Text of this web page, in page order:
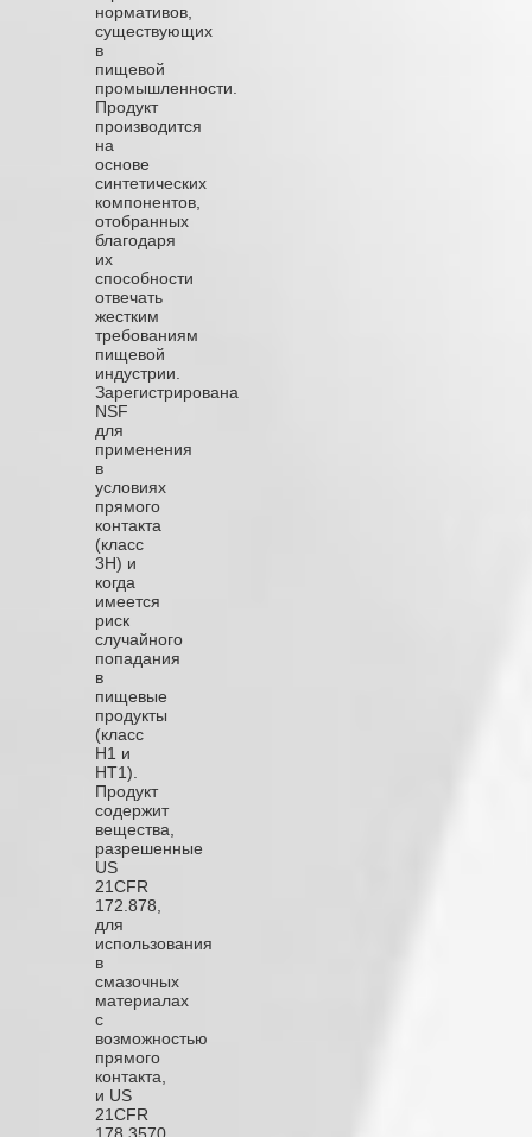
нормативов,
существующих
в
пищевой
промышленности.
Продукт
производится
на
основе
синтетических
компонентов,
отобранных
благодаря
их
способности
отвечать
жестким
требованиям
пищевой
индустрии.
Зарегистрирована
NSF
для
применения
в
условиях
прямого
контакта
(класс
3Н) и
когда
имеется
риск
случайного
попадания
в
пищевые
продукты
(класс
Н1 и
НТ1).
Продукт
содержит
вещества,
разрешенные
US
21CFR
172.878,
для
использования
в
смазочных
материалах
с
возможностью
прямого
контакта,
и US
21CFR
178.3570,